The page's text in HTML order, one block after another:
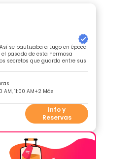
se bautizaba a Lugo en época
pasado de esta hermosa
secretos que guarda entre sus
AM, 11:00 AM+2 Más
Info y
Reservas